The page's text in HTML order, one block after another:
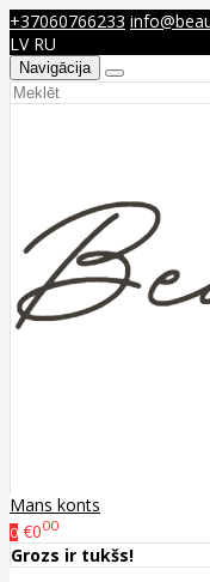
+37060766233
LV RU
Navigācija
Mans konts
0 €000
Grozs ir tukšs!